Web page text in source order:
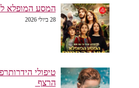
המסע המופלא
28 ביולי 2026
טיפולי
הרצף